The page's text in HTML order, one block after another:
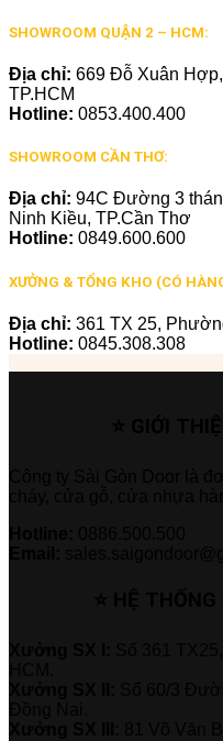
SHOWROOM QUẬN 2 – HCM:
Địa chỉ: 669 Đỗ Xuân
TP.HCM
Hotline: 0853.400.400
SHOWROOM CẦN THƠ:
Địa chỉ: 94C Đường 3
Ninh Kiều, TP.Cần Thơ
Hotline: 0849.600.600
XƯỞNG & TỔNG KHO (CÓ
Địa chỉ: 361 TX 25,
Hotline: 0845.308.308